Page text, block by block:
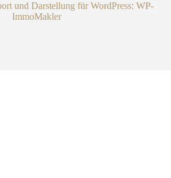
und Darstellung für WordPress: WP-
ImmoMakler